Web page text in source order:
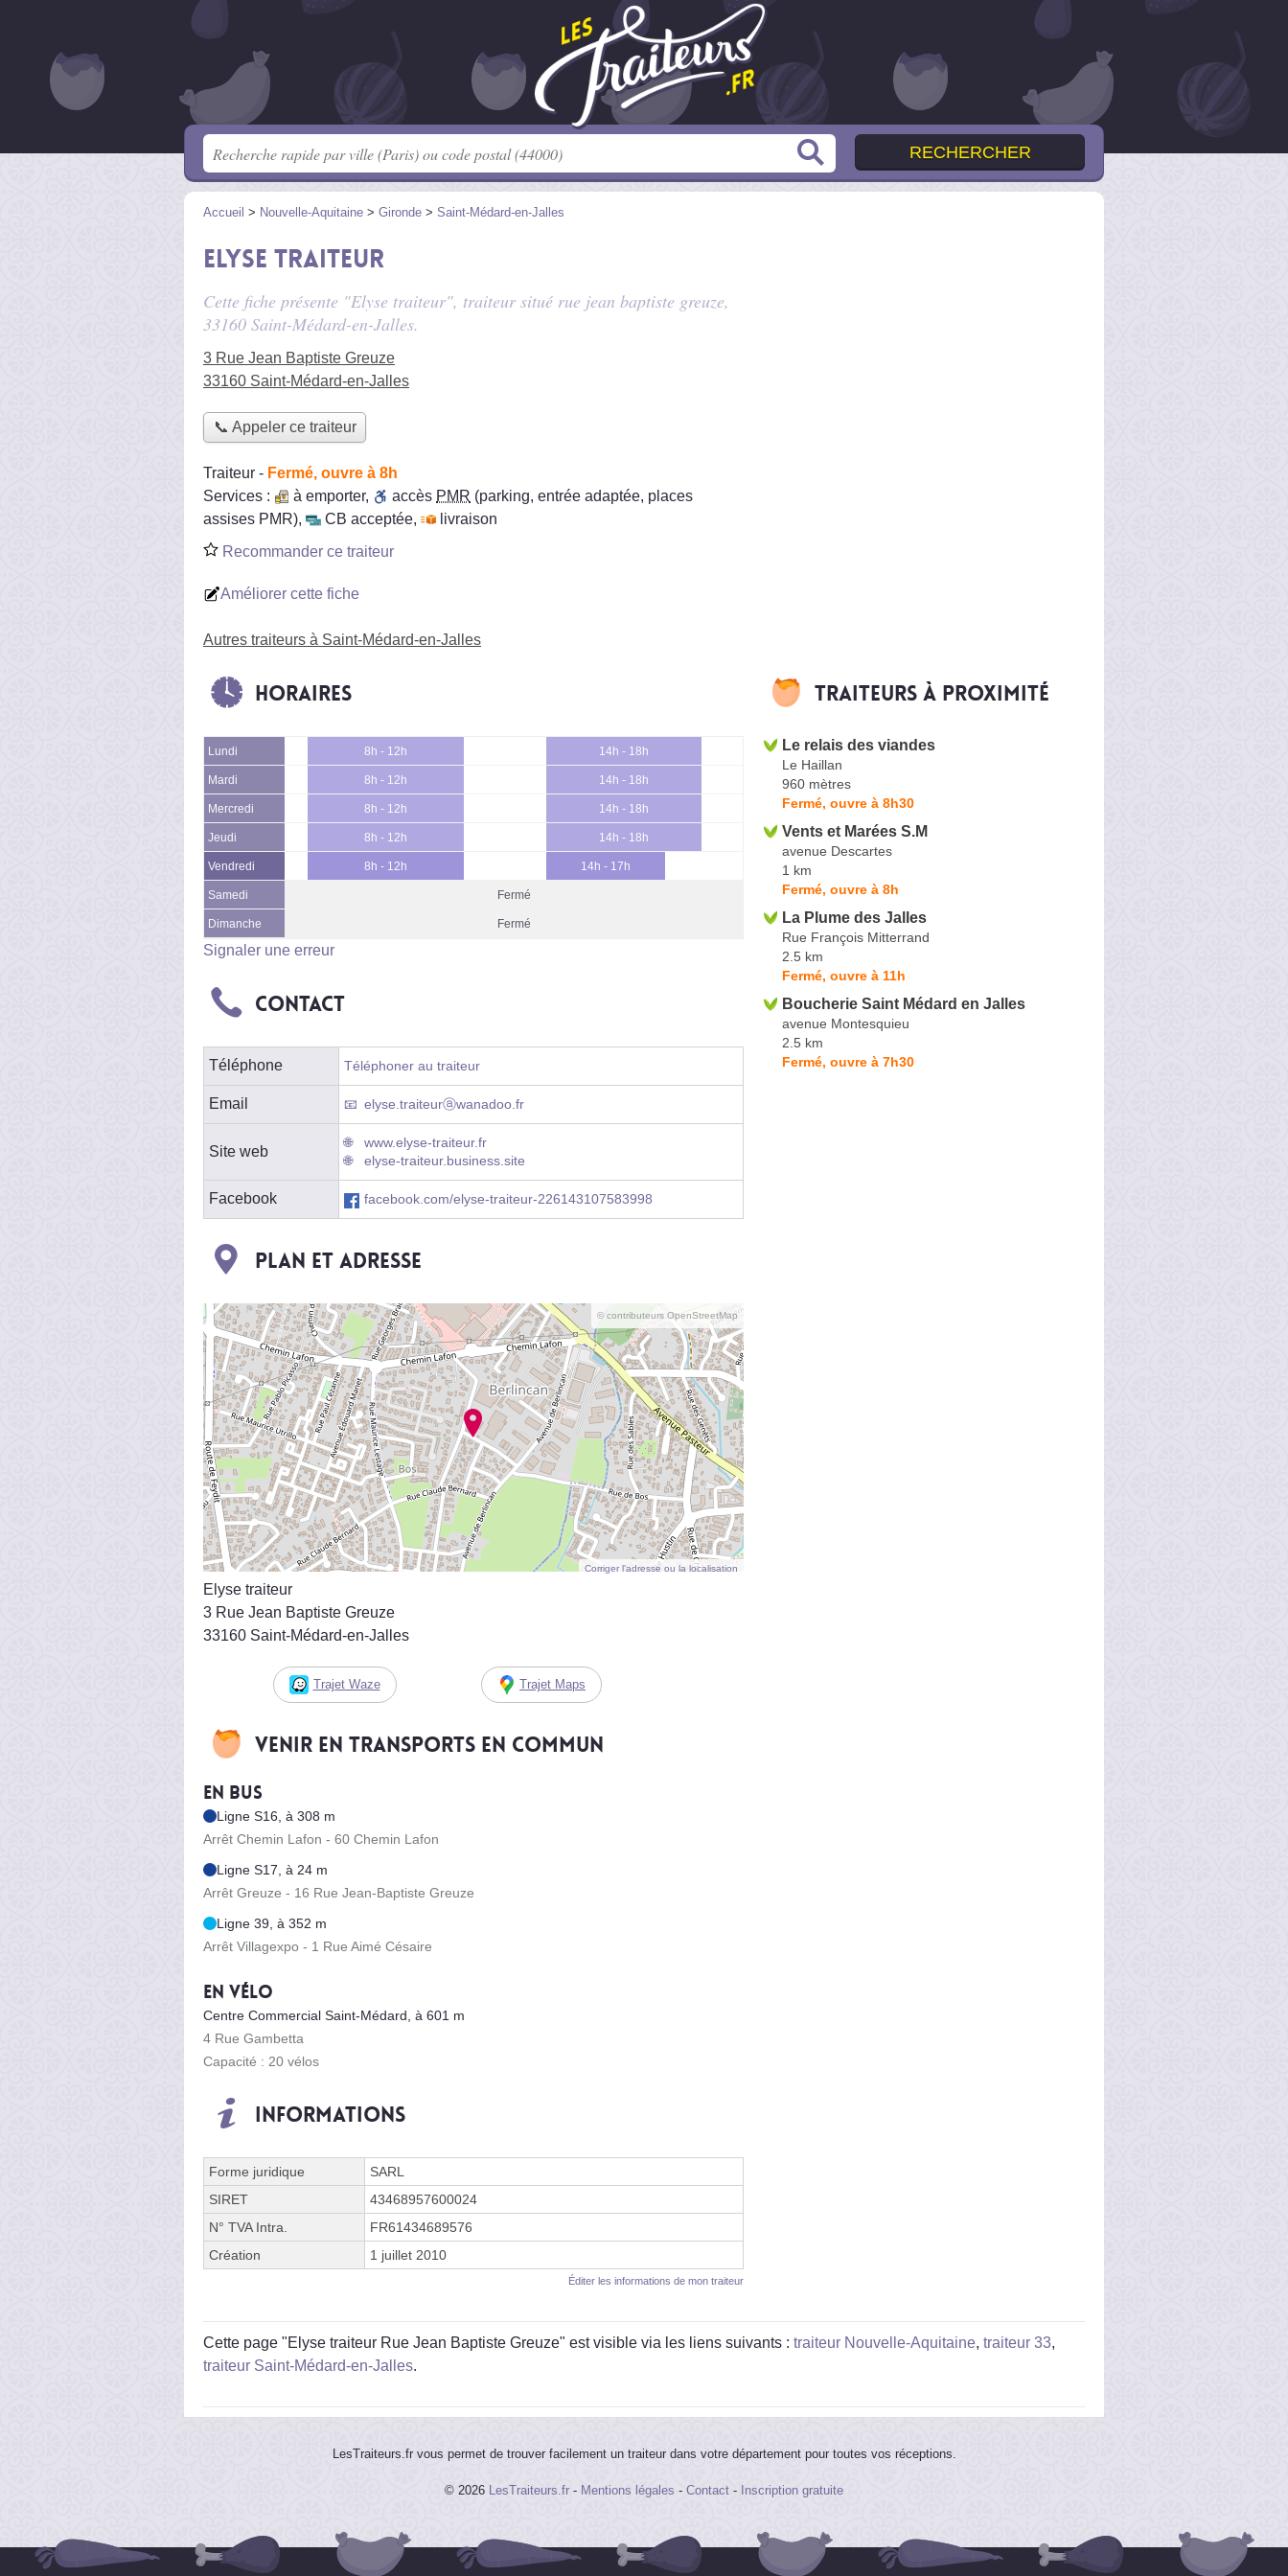
Accueil > Nouvelle-Aquitaine > Gironde > Saint-Médard-en-Jalles
Elyse traiteur
Cette fiche présente "Elyse traiteur", traiteur situé rue jean baptiste greuze,
33160 Saint-Médard-en-Jalles.
3 Rue Jean Baptiste Greuze
33160 Saint-Médard-en-Jalles
📞 Appeler ce traiteur
Traiteur - Fermé, ouvre à 8h
Services :
à emporter, accès PMR (parking, entrée adaptée, places
assises PMR), CB acceptée,
livraison
Recommander ce traiteur
Améliorer cette fiche
Autres traiteurs à Saint-Médard-en-Jalles
Horaires
Lundi 8h - 12h 14h - 18h
Mardi 8h - 12h 14h - 18h
Mercredi 8h - 12h 14h - 18h
Jeudi 8h - 12h 14h - 18h
Vendredi 8h - 12h 14h - 17h
Samedi Fermé
Dimanche Fermé
Signaler une erreur
Contact
Téléphone Téléphoner au traiteur
Email elyse.traiteurⓐwanadoo.fr
Site web
www.elyse-traiteur.fr
elyse-traiteur.business.site
Facebook facebook.com/elyse-traiteur-226143107583998
Plan et adresse
© contributeurs OpenStreetMap
Corriger l’adresse ou la localisation
Elyse traiteur
3 Rue Jean Baptiste Greuze
33160 Saint-Médard-en-Jalles
Trajet Waze Trajet Maps
Venir en transports en commun
En bus
Ligne S16, à 308 m
Arrêt Chemin Lafon - 60 Chemin Lafon
Ligne S17, à 24 m
Arrêt Greuze - 16 Rue Jean-Baptiste Greuze
Ligne 39, à 352 m
Arrêt Villagexpo - 1 Rue Aimé Césaire
En vélo
Centre Commercial Saint-Médard, à 601 m
4 Rue Gambetta
Capacité : 20 vélos
Informations
Forme juridique
SARL
SIRET
43468957600024
N° TVA Intra.
FR61434689576
Création
1 juillet 2010
Éditer les informations de mon traiteur
Traiteurs à proximité
Le relais des viandes
Le Haillan
960 mètres
Fermé, ouvre à 8h30
Vents et Marées S.M
avenue Descartes
1 km
Fermé, ouvre à 8h
La Plume des Jalles
Rue François Mitterrand
2.5 km
Fermé, ouvre à 11h
Boucherie Saint Médard en Jalles
avenue Montesquieu
2.5 km
Fermé, ouvre à 7h30
Cette page "Elyse traiteur Rue Jean Baptiste Greuze" est visible via les liens suivants : traiteur Nouvelle-Aquitaine, traiteur 33,
traiteur Saint-Médard-en-Jalles.
LesTraiteurs.fr vous permet de trouver facilement un traiteur dans votre département pour toutes vos réceptions.
© 2026 LesTraiteurs.fr - Mentions légales - Contact - Inscription gratuite